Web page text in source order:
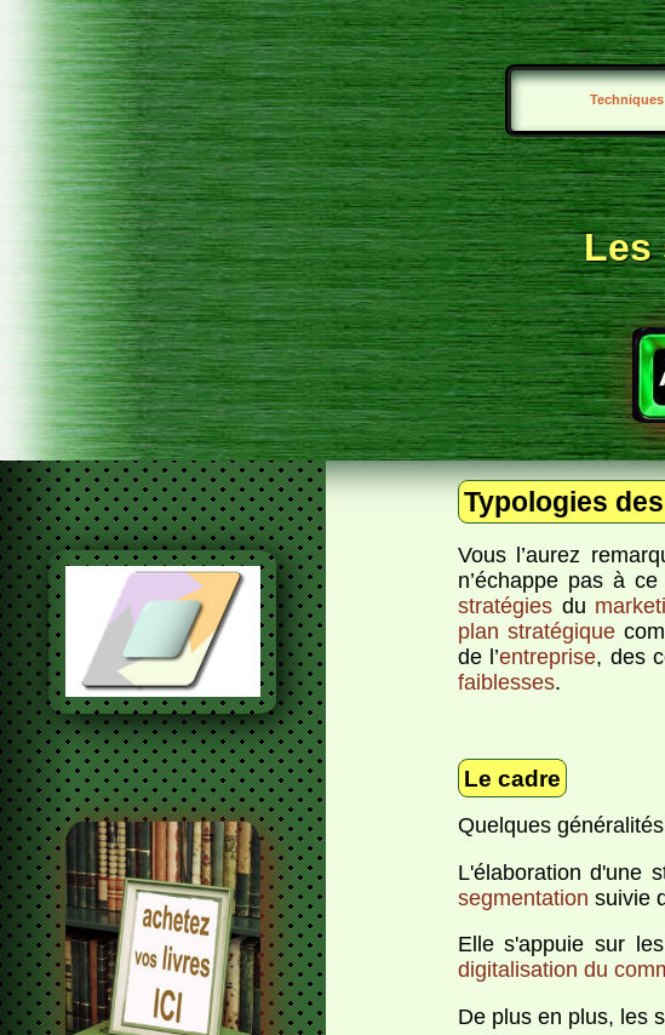
Les
Typologies
Vous l’aurez
n’échappe pas à
stratégiesdu
plan stratégique
de l’entreprise, des
faiblesses.
Le cadre
Quelques
L'élaboration d'une
segmentation suivie
Elle s'appuie sur
digitalisation du
De plus en plus, les